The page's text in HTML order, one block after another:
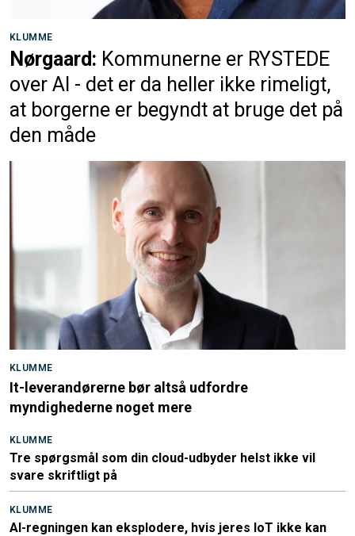
KLUMME
Nørgaard: Kommunerne er RYSTEDE
over AI - det er da heller ikke rimeligt,
at borgerne er begyndt at bruge det på
den måde
KLUMME
It-leverandørerne bør altså udfordre
myndighederne noget mere
KLUMME
Tre spørgsmål som din cloud-udbyder helst ikke vil
svare skriftligt på
KLUMME
AI-regningen kan eksplodere, hvis jeres IoT ikke kan